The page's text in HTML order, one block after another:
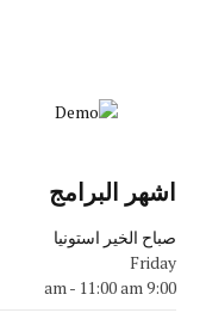
اشهر البرامج
صباح الخير استونيا
Friday
9:00 am
- 11:00 am